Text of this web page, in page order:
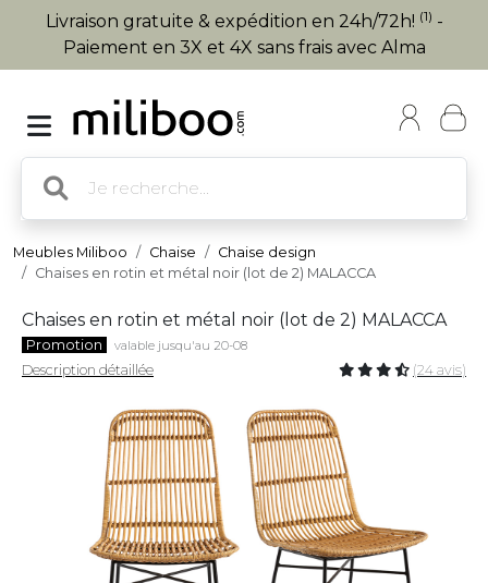
Livraison gratuite & expédition en 24h/72h! (1) -
Paiement en 3X et 4X sans frais avec Alma
Meubles Miliboo Chaise
Chaise design
Chaises en rotin et métal noir (lot de 2) MALACCA
Chaises en rotin et métal noir (lot de 2) MALACCA
Promotion valable jusqu'au 20-08
Description détaillée (24 avis)